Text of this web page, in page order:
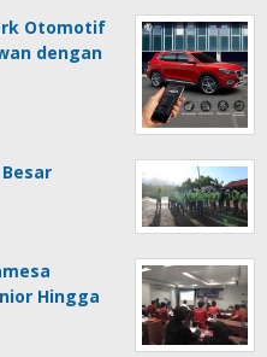
Otomotif
dengan
Hingga